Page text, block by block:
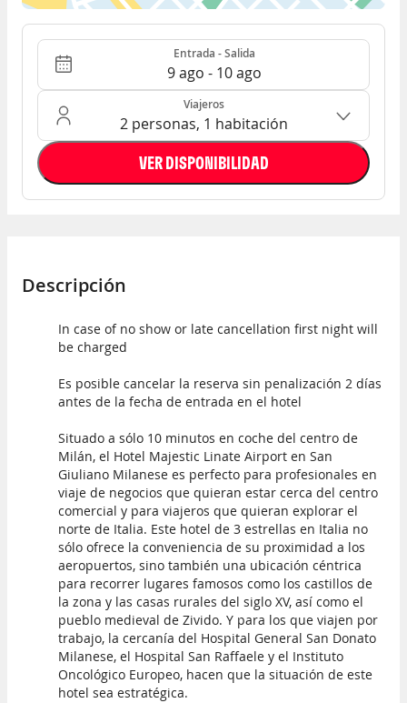
Entrada - Salida Entrada - Salida
9 ago - 10 ago
Ocupación: 2 personas, 1 habitación
Viajeros
2 personas, 1 habitación
VER DISPONIBILIDAD
Descripción
In case of no show or late cancellation first night will
be charged
Es posible cancelar la reserva sin penalización 2 días
antes de la fecha de entrada en el hotel
Situado a sólo 10 minutos en coche del centro de
Milán, el Hotel Majestic Linate Airport en San
Giuliano Milanese es perfecto para profesionales en
viaje de negocios que quieran estar cerca del centro
comercial y para viajeros que quieran explorar el
norte de Italia. Este hotel de 3 estrellas en Italia no
sólo ofrece la conveniencia de su proximidad a los
aeropuertos, sino también una ubicación céntrica
para recorrer lugares famosos como los castillos de
la zona y las casas rurales del siglo XV, así como el
pueblo medieval de Zivido. Y para los que viajen por
trabajo, la cercanía del Hospital General San Donato
Milanese, el Hospital San Raffaele y el Instituto
Oncológico Europeo, hacen que la situación de este
hotel sea estratégica.